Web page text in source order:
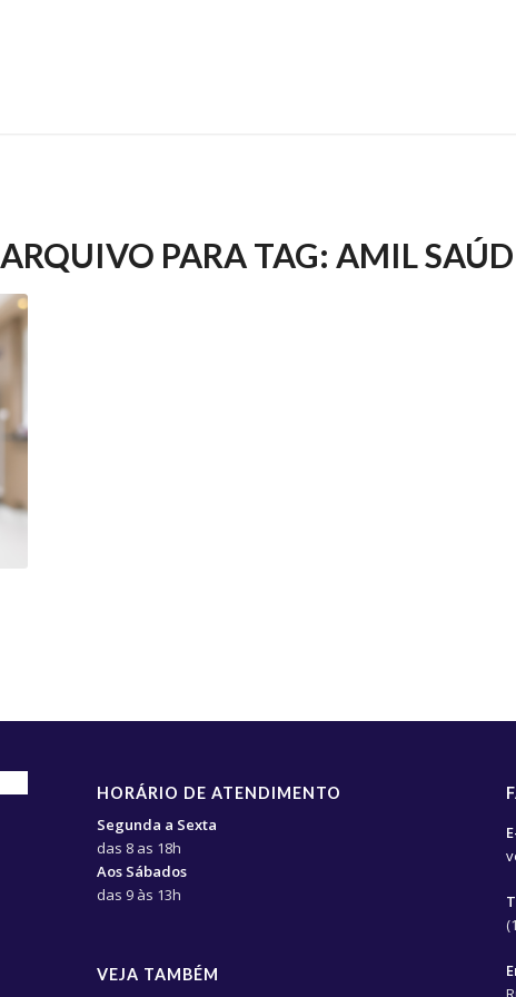
ARQUIVO PARA TAG: AMIL
HORÁRIO DE ATENDIMENTO
Segunda a Sexta
das 8 as 18h
Aos Sábados
das 9 às 13h
VEJA TAMBÉM